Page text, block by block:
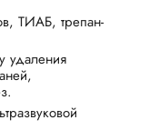
ТИАБ, трепан-
удаления